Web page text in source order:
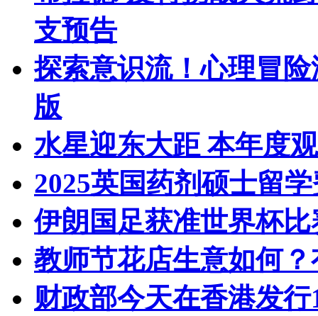
支预告
探索意识流！心理冒
版
水星迎东大距 本年度
2025英国药剂硕士留
伊朗国足获准世界杯
教师节花店生意如何
财政部今天在香港发